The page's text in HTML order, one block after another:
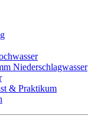
Niederschlagwasser
& Praktikum